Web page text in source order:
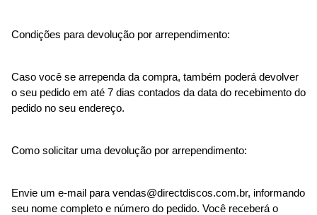
Condições para devolução por arrependimento:
Caso você se arrependa da compra, também poderá devolver
o seu pedido em até 7 dias contados da data do recebimento do
pedido no seu endereço.
Como solicitar uma devolução por arrependimento:
Envie um e-mail para vendas@directdiscos.com.br, informando
seu nome completo e número do pedido. Você receberá o